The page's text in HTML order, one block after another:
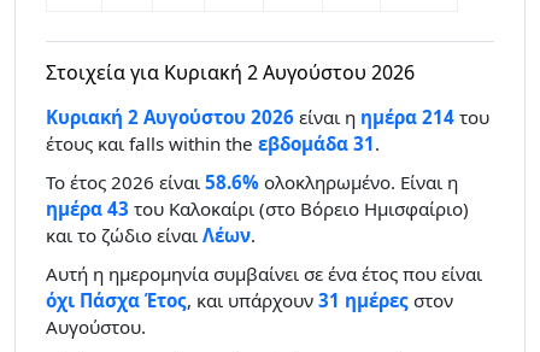
Στοιχεία για Κυριακή 2 Αυγούστου 2026
Κυριακή 2 Αυγούστου 2026 είναι η ημέρα 214 του
έτους και falls within the εβδομάδα 31.
Το έτος 2026 είναι 58.6% ολοκληρωμένο. Είναι η
ημέρα 43 του Καλοκαίρι (στο Βόρειο Ημισφαίριο)
και το ζώδιο είναι Λέων.
Αυτή η ημερομηνία συμβαίνει σε ένα έτος που είναι
όχι Πάσχα Έτος, και υπάρχουν 31 ημέρες στον
Αυγούστου.